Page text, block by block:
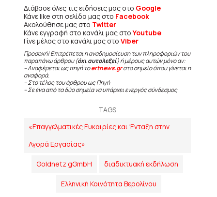
Διάβασε όλες τις ειδήσεις μας στο Google
Κάνε like στη σελίδα μας στο Facebook
Ακολούθησε μας στο Twitter
Κάνε εγγραφή στο κανάλι μας στοYoutube
Γίνε μέλος στο κανάλι μας στο Viber
Προσοχή! Επιτρέπεται η αναδημοσίευση των πληροφοριών του
παραπάνω άρθρου (όχι αυτολεξεί) ή μέρους αυτών μόνο αν:
– Αναφέρεται ως πηγή τοertnews.grστο σημείο όπου γίνεται η
αναφορά.
– Στο τέλος του άρθρου ως Πηγή
– Σε ένα από τα δύο σημεία να υπάρχει ενεργός σύνδεσμος
TAGS
«Επαγγελματικές Ευκαιρίες και Ένταξη στην
Αγορά Εργασίας»
Goldnetz gGmbH διαδικτυακή εκδήλωση
Ελληνική Κοινότητα Βερολίνου